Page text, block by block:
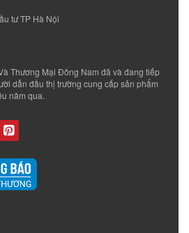
tư TP Hà Nội
Thương Mại Đông Nam đã và đang tiếp
dẫn đầu thị trường cung cấp sản phẩm
năm qua.